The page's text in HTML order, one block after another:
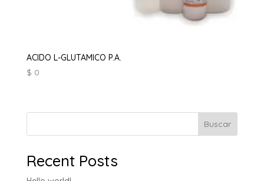
ACIDO L-GLUTAMICO P.A.
$ 0
Buscar
Recent Posts